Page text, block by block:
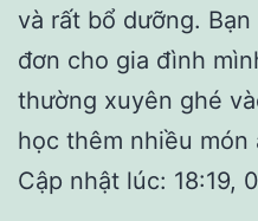
và rất bổ dưỡng.
đơn cho gia đình
thường xuyên ghé
học thêm nhiều món
Cập nhật lúc: 18:19,